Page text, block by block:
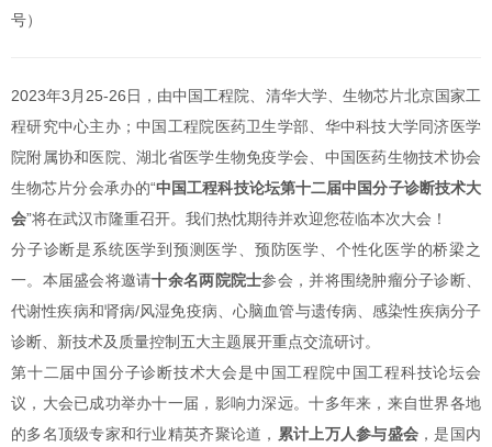
号）
2023年3月25-26日，由中国工程院、清华大学、生物芯片北京国家工
程研究中心主办；中国工程院医药卫生学部、华中科技大学同济医学
院附属协和医院、湖北省医学生物免疫学会、中国医药生物技术协会
生物芯片分会承办的“中国工程科技论坛第十二届中国分子诊断技术大
会”将在武汉市隆重召开。我们热忱期待并欢迎您莅临本次大会！
分子诊断是系统医学到预测医学、预防医学、个性化医学的桥梁之
一。本届盛会将邀请十余名两院院士参会，并将围绕肿瘤分子诊断、
代谢性疾病和肾病/风湿免疫病、心脑血管与遗传病、感染性疾病分子
诊断、新技术及质量控制五大主题展开重点交流研讨。
第十二届中国分子诊断技术大会是中国工程院中国工程科技论坛会
议，大会已成功举办十一届，影响力深远。十多年来，来自世界各地
的多名顶级专家和行业精英齐聚论道， 累计上万人参与盛会 ，是国内